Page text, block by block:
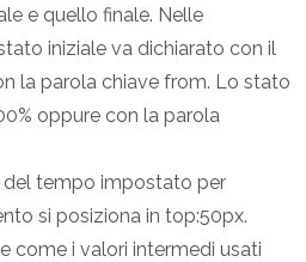
e quello finale. Nelle
iniziale va dichiarato con il
la parola chiave from. Lo stato
oppure con la parola
del tempo impostato per
si posiziona in top:50px.
come i valori intermedi usati